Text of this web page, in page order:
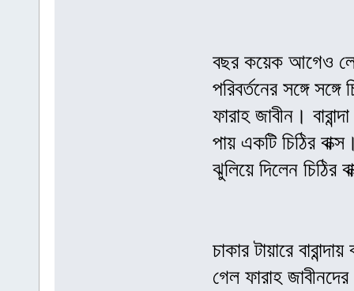
বছর কয়েক আগেও
পরিবর্তনের সঙ্গে
ফারাহ জাবীন।
পায় একটি চিঠির
ঝুলিয়ে দিলেন চিঠির
চাকার টায়ারে
গেল ফারাহ